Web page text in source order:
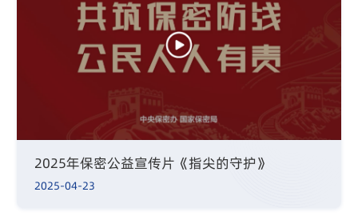
2025年保密公益宣传片《指尖的守护》
2025-04-23